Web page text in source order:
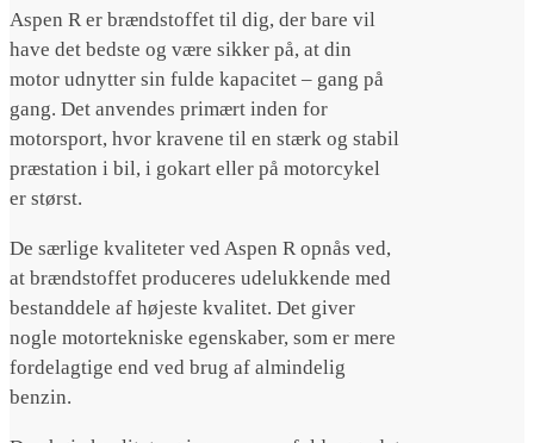
Aspen R er brændstoffet til dig, der bare vil
have det bedste og være sikker på, at din
motor udnytter sin fulde kapacitet – gang på
gang. Det anvendes primært inden for
motorsport, hvor kravene til en stærk og stabil
præstation i bil, i gokart eller på motorcykel
er størst.
De særlige kvaliteter ved Aspen R opnås ved,
at brændstoffet produceres udelukkende med
bestanddele af højeste kvalitet. Det giver
nogle motortekniske egenskaber, som er mere
fordelagtige end ved brug af almindelig
benzin.